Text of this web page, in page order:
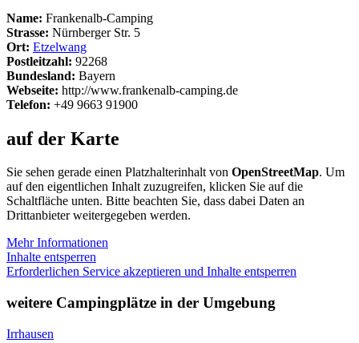
Name: Frankenalb-Camping
Strasse: Nürnberger Str. 5
Ort: Etzelwang
Postleitzahl: 92268
Bundesland: Bayern
Webseite: http://www.frankenalb-camping.de
Telefon: +49 9663 91900
auf der Karte
Sie sehen gerade einen Platzhalterinhalt von OpenStreetMap. Um
auf den eigentlichen Inhalt zuzugreifen, klicken Sie auf die
Schaltfläche unten. Bitte beachten Sie, dass dabei Daten an
Drittanbieter weitergegeben werden.
Mehr Informationen
Inhalte entsperren
Erforderlichen Service akzeptieren und Inhalte entsperren
weitere Campingplätze in der Umgebung
Irrhausen